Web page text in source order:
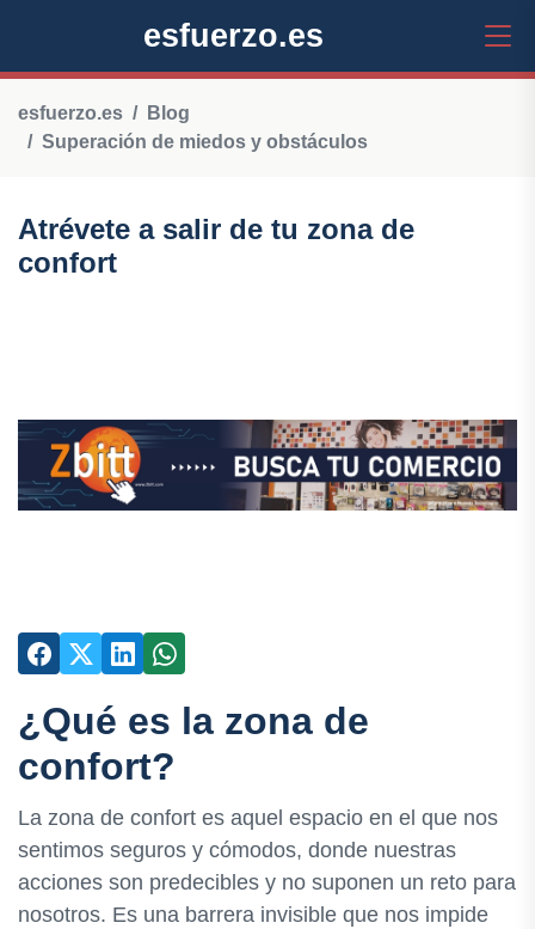
esfuerzo.es
esfuerzo.es
Blog
Superación de miedos y obstáculos
Atrévete a salir de tu zona de
confort
¿Qué es la zona de
confort?
La zona de confort es aquel espacio en el que nos
sentimos seguros y cómodos, donde nuestras
acciones son predecibles y no suponen un reto para
nosotros. Es una barrera invisible que nos impide